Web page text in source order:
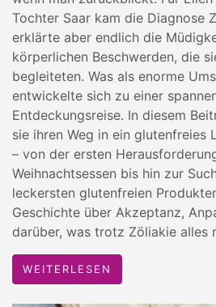
Tochter Saar kam die Diagnose
erklärte aber endlich die
körperlichen Beschwerden, die
begleiteten. Was als enorme
entwickelte sich zu einer
Entdeckungsreise. In diesem
sie ihren Weg in ein glutenfreies
– von der ersten
Weihnachtsessen bis hin zur
leckersten glutenfreien
Geschichte über Akzeptanz,
darüber, was trotz Zöliakie alles
WEITERLESEN